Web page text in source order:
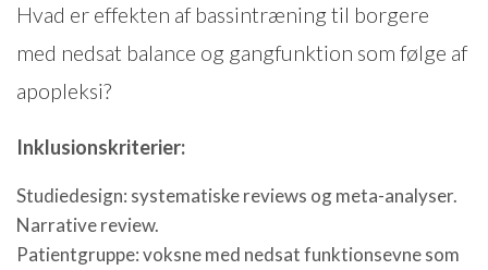
Hvad er effekten af bassintræning til borgere
med nedsat balance og gangfunktion som følge af
apopleksi?
Inklusionskriterier:
Studiedesign: systematiske reviews og meta-analyser.
Narrative review.
Patientgruppe: voksne med nedsat funktionsevne som